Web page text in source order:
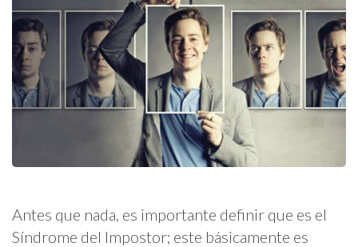
Antes que nada, es importante definir que es el
Síndrome del Impostor; este básicamente es